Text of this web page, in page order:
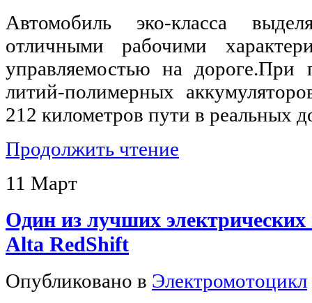
Автомобиль эко-класса
отличными рабочими
управляемостью на дороге.При
литий-полимерных
212 километров пути в реальных
Продолжить чтение
11 Март
Один из лучших электрических
Alta RedShift
Опубликовано в Электромотоцикл